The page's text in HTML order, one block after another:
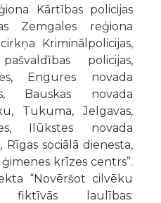
Kārtības policijas
Zemgales reģiona
Kriminālpolicijas,
policijas,
Engures novada
Bauskas novada
Tukuma, Jelgavas,
Ilūkstes novada
Rīgas sociālā dienesta,
krīzes centrs”.
“Novēršot cilvēku
laulības: